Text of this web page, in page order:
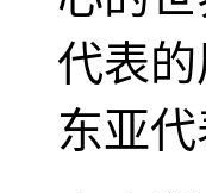
代表
东亚